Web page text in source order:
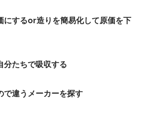
するor造りを簡易化して原価を下
たちで吸収する
違うメーカーを探す